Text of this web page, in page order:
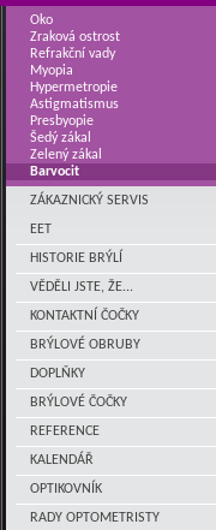
Oko
Zraková ostrost
Refrakční vady
Myopia
Hypermetropie
Astigmatismus
Presbyopie
Šedý zákal
Zelený zákal
Barvocit
ZÁKAZNICKÝ SERVIS
EET
HISTORIE BRÝLÍ
VĚDĚLI JSTE, ŽE...
KONTAKTNÍ ČOČKY
BRÝLOVÉ OBRUBY
DOPLŇKY
BRÝLOVÉ ČOČKY
REFERENCE
KALENDÁŘ
OPTIKOVNÍK
RADY OPTOMETRISTY